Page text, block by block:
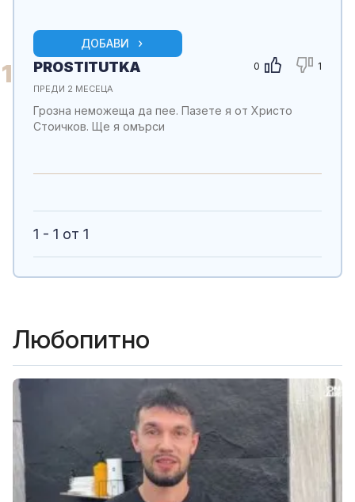
ДОБАВИ
1 0 1
PROSTITUTKA
ПРЕДИ 2 МЕСЕЦА
Грозна неможеща да пее. Пазете я от Христо
Стоичков. Ще я омърси
1 - 1 от 1
Любопитно